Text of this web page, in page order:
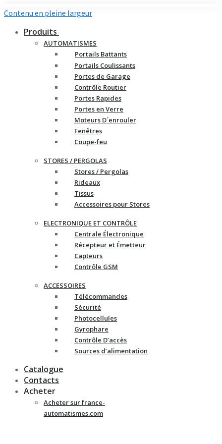
Contenu en pleine largeur
Produits
AUTOMATISMES
Portails Battants
Portails Coulissants
Portes de Garage
Contrôle Routier
Portes Rapides
Portes en Verre
Moteurs D´enrouler
Fenêtres
Coupe-feu
STORES / PERGOLAS
Stores / Pergolas
Rideaux
Tissus
Accessoires pour Stores
ELECTRONIQUE ET CONTRÔLE
Centrale Électronique
Récepteur et Émetteur
Capteurs
Contrôle GSM
ACCESSOIRES
Télécommandes
Sécurité
Photocellules
Gyrophare
Contrôle D’accès
Sources d’alimentation
Catalogue
Contacts
Acheter
Acheter sur france-
automatismes.com